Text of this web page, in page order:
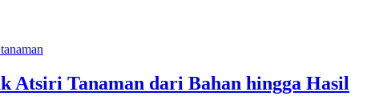
Atsiri Tanaman dari Bahan hingga Hasil